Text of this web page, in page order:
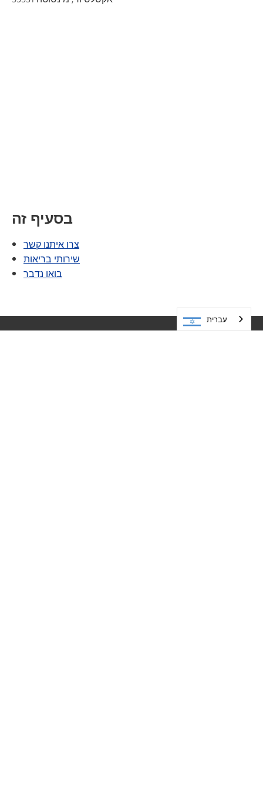
בסעיף זה
צרו איתנו קשר
שירותי בריאות
בואו נדבר
עברית